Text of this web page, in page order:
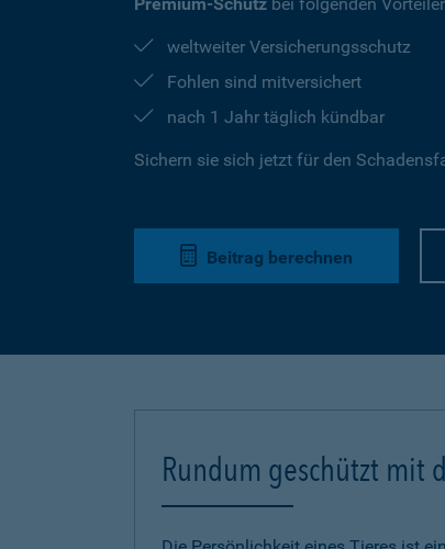
weltweiter Versicherungsschutz
Fohlen sind mitversichert
nach 1 Jahr täglich kündbar
Sichern sie sich jetzt für den
Beitrag berechnen
Rundum geschützt mit